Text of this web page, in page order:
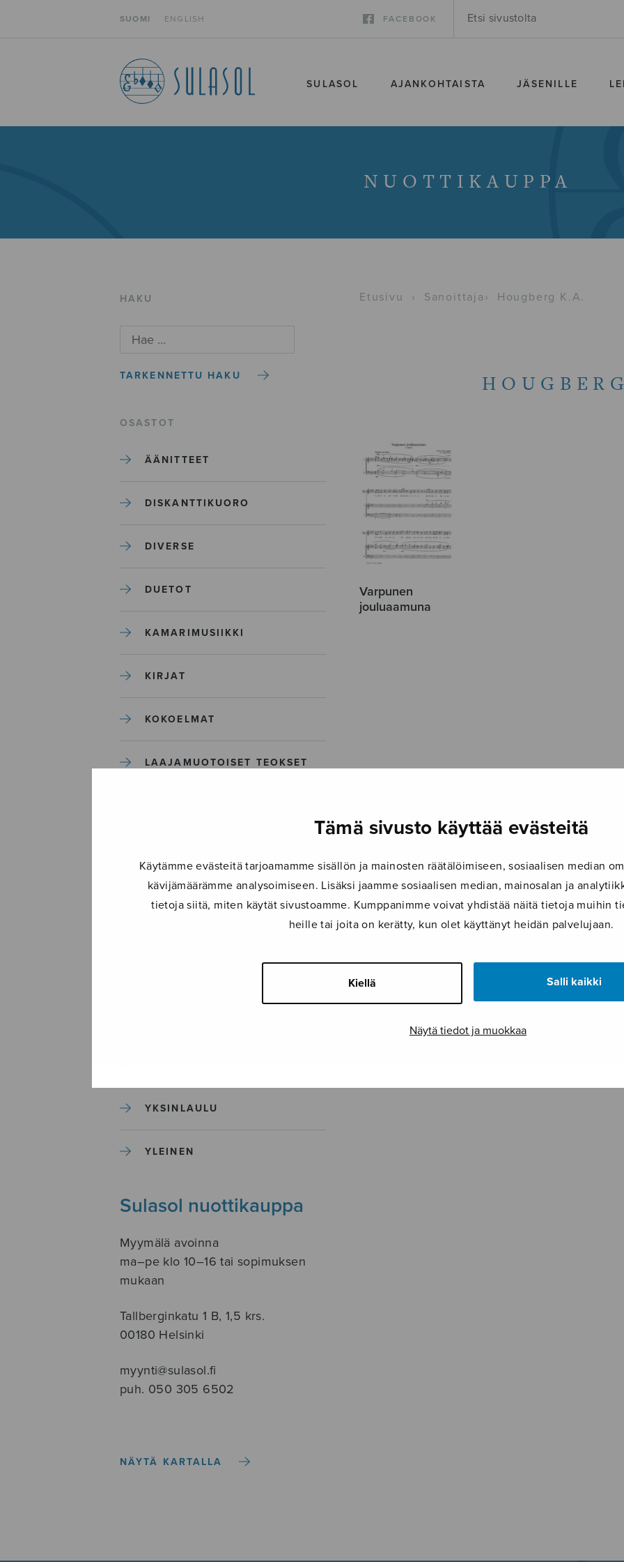
Tämä sivusto käyttää evästeitä
Käytämme evästeitä tarjoamamme sisällön ja mainosten räätälöimiseen, sosiaalisen median
kävijämäärämme analysoimiseen. Lisäksi jaamme sosiaalisen median, mainosalan ja
tietoja siitä, miten käytät sivustoamme. Kumppanimme voivat yhdistää näitä tietoja muihin
heille tai joita on kerätty, kun olet käyttänyt heidän palvelujaan.
Kiellä Salli kaikki
Näytä tiedot ja muokkaa
SUOMI ENGLISH FACEBOOK
SULASOL AJANKOHTAISTA JÄSENILLE
NUOTTIKAUPPA
HAKU
TARKENNETTU HAKU
OSASTOT
ÄÄNITTEET
DISKANTTIKUORO
DIVERSE
DUETOT
KAMARIMUSIIKKI
KIRJAT
KOKOELMAT
LAAJAMUOTOISET TEOKSET
MUUT
YKSINLAULU
YLEINEN
Sulasol nuottikauppa
Myymälä avoinna
ma–pe klo 10–16 tai sopimuksen
mukaan
Tallberginkatu 1 B, 1,5 krs.
00180 Helsinki
myynti@sulasol.fi
puh. 050 305 6502
NÄYTÄ KARTALLA
Etusivu › Sanoittaja › Hougberg K.A.
Varpunen
jouluaamuna